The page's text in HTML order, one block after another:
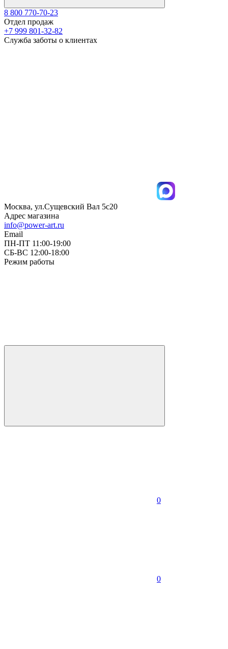
8 800 770-70-23
Отдел продаж
+7 999 801-32-82
Служба заботы о клиентах
Москва, ул.Сущевский Вал 5с20
Адрес магазина
info@power-art.ru
Email
ПН-ПТ 11:00-19:00
СБ-ВС 12:00-18:00
Режим работы
0
0